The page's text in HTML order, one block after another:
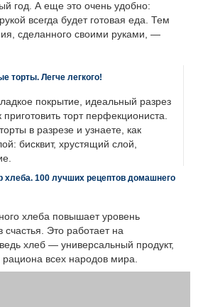
год. А еще это очень удобно:
всегда будет готовая еда. Тем
сделанного своими руками, —
торты. Легче легкого!
покрытие, идеальный разрез
приготовить торт перфекциониста.
в разрезе и узнаете, как
бисквит, хрустящий слой,
100 лучших рецептов домашнего
хлеба повышает уровень
Это работает на
хлеб — универсальный продукт,
рациона всех народов мира.